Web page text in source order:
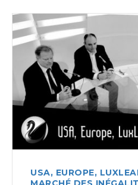
USA, EUROPE,